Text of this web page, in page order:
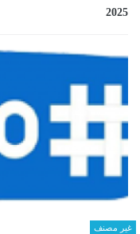
2025
غير مصنف